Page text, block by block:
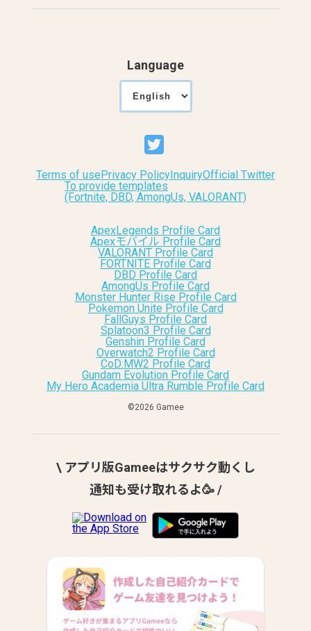
Language
Terms of usePrivacy Policy InquiryOfficial Twitter
To provide templates
(Fortnite, DBD, AmongUs, VALORANT)
ApexLegends Profile Card
Apexモバイル Profile Card
VALORANT Profile Card
FORTNITE Profile Card
DBD Profile Card
AmongUs Profile Card
Monster Hunter Rise Profile Card
Pokemon Unite Profile Card
FallGuys Profile Card
Splatoon3 Profile Card
Genshin Profile Card
Overwatch2 Profile Card
CoD:MW2 Profile Card
Gundam Evolution Profile Card
My Hero Academia Ultra Rumble Profile Card
©︎2026 Gamee
\ アプリ版Gameeはサクサク動くし
通知も受け取れるよ🥳 /